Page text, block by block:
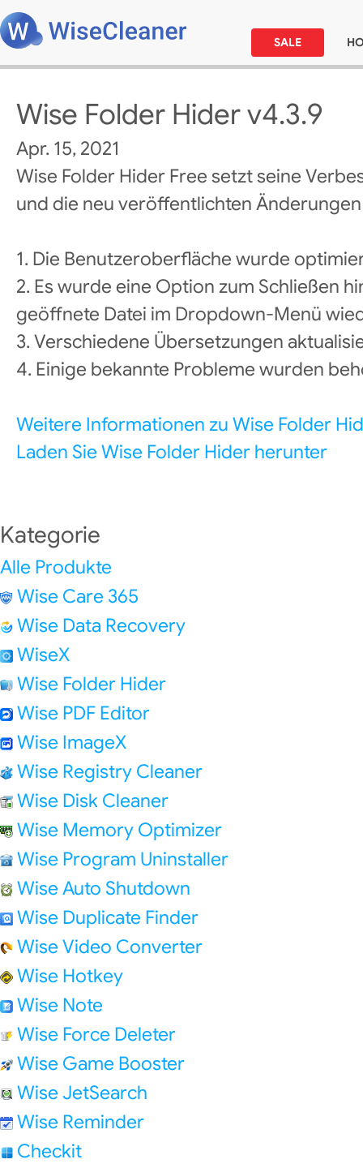
SALE
Wise Folder Hider v4.3.9
Apr. 15, 2021
Wise Folder Hider Free setzt seine
und die neu veröffentlichten
1. Die Benutzeroberfläche wurde
2. Es wurde eine Option zum Schließen
geöffnete Datei im Dropdown-Menü
3. Verschiedene Übersetzungen
4. Einige bekannte Probleme wurden
Weitere Informationen zu Wise Folder
Laden Sie Wise Folder Hider herunter
Kategorie
Alle Produkte
Wise Care 365
Wise Data Recovery
WiseX
Wise Folder Hider
Wise PDF Editor
Wise ImageX
Wise Registry Cleaner
Wise Disk Cleaner
Wise Memory Optimizer
Wise Program Uninstaller
Wise Auto Shutdown
Wise Duplicate Finder
Wise Video Converter
Wise Hotkey
Wise Note
Wise Force Deleter
Wise Game Booster
Wise JetSearch
Wise Reminder
Checkit